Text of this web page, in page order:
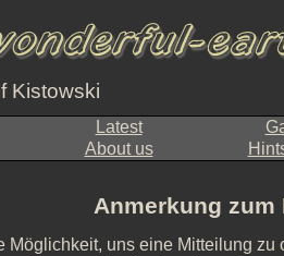
Kistowski
Latest
About us
Anmerkung zum
Möglichkeit, uns eine Mitteilung zu